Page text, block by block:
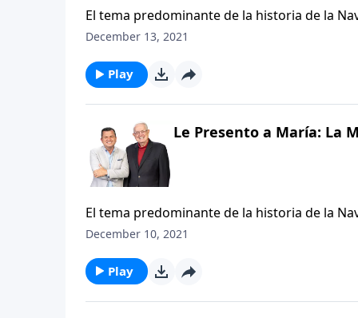
El tema predominante de la historia de la
nacimiento de un Salvador y Redentor. En
para traer al mundo a su Hijo encarnado.
adolescente.
December 13, 2021
Play
Le Presento a María: La
El tema predominante de la historia de la
nacimiento de un Salvador y Redentor. En
para traer al mundo a su Hijo encarnado.
adolescente.
December 10, 2021
Play